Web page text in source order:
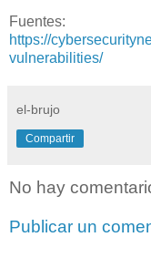
Fuentes:
https://
vulnerabilities/
el-brujo
Compartir
No hay
Publicar un